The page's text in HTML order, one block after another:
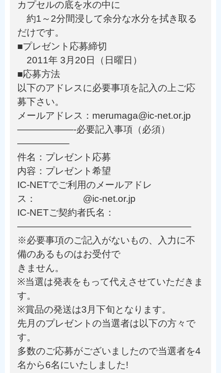
カプセルの底を水の中に
約1～2分間浸して余分な水分を拭き取る
だけです。
■プレゼント応募締切
2011年 3月20日（日曜日）
■応募方法
以下のアドレスに必要事項を記入の上ご応
募下さい。
メールアドレス：merumaga@ic-net.or.jp
——————-必要記入事項（必須）
—————–
件名：プレゼント応募
内容：プレゼント希望
IC-NETでご利用のメールアドレ
ス： @ic-net.or.jp
IC-NETご契約者氏名：
——————————————————–
※必要事項のご記入がないもの、入力に不
備のあるものはお受付で
きません。
※当選は発表をもって代えさせていただきま
す。
※賞品の発送は3月下旬となります。
先月のプレゼントの当選者は以下の方々で
す。
多数のご応募がございましたので当選者を4
名から6名にいたしました!